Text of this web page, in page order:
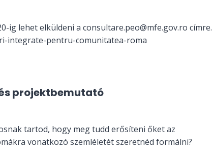
ig lehet elküldeni a consultare.peo@mfe.gov.ro címre.
integrate-pentru-comunitatea-roma
projektbemutató
tartod, hogy meg tudd erősíteni őket az
vonatkozó szemléletét szeretnéd formálni?